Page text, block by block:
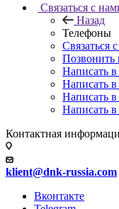
Связаться с
Назад
Телефоны
Связаться
Позвонить
Написать в
Написать в
Написать в
Написать
Контактная
klient@dnk-russia.com
Вконтакте